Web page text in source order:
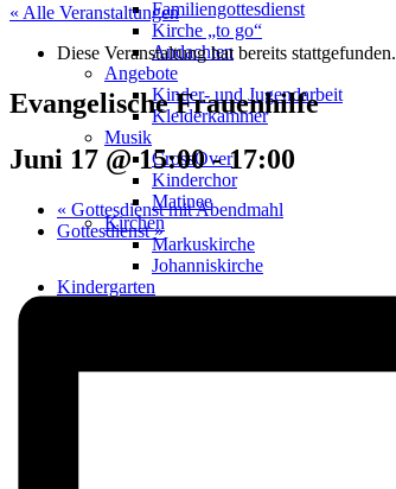
Familiengottesdienst
Kirche „to go“
Andachten
Angebote
Kinder- und Jugendarbeit
Kleiderkammer
Musik
CrossOver
Kinderchor
Matinee
Kirchen
Markuskirche
Johanniskirche
Kindergarten
« Alle Veranstaltungen
Diese Veranstaltung hat bereits stattgefunden.
Evangelische Frauenhilfe
Juni 17 @ 15:00-17:00
« Gottesdienst mit Abendmahl
Gottesdienst»